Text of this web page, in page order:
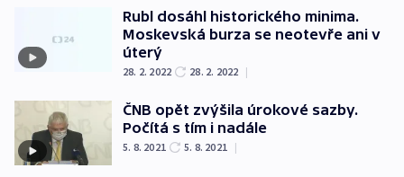
Rubl dosáhl historického minima.
Moskevská burza se neotevře ani v
úterý
28. 2. 2022 28. 2. 2022 |
ČNB opět zvýšila úrokové sazby.
Počítá s tím i nadále
5. 8. 2021 5. 8. 2021 |